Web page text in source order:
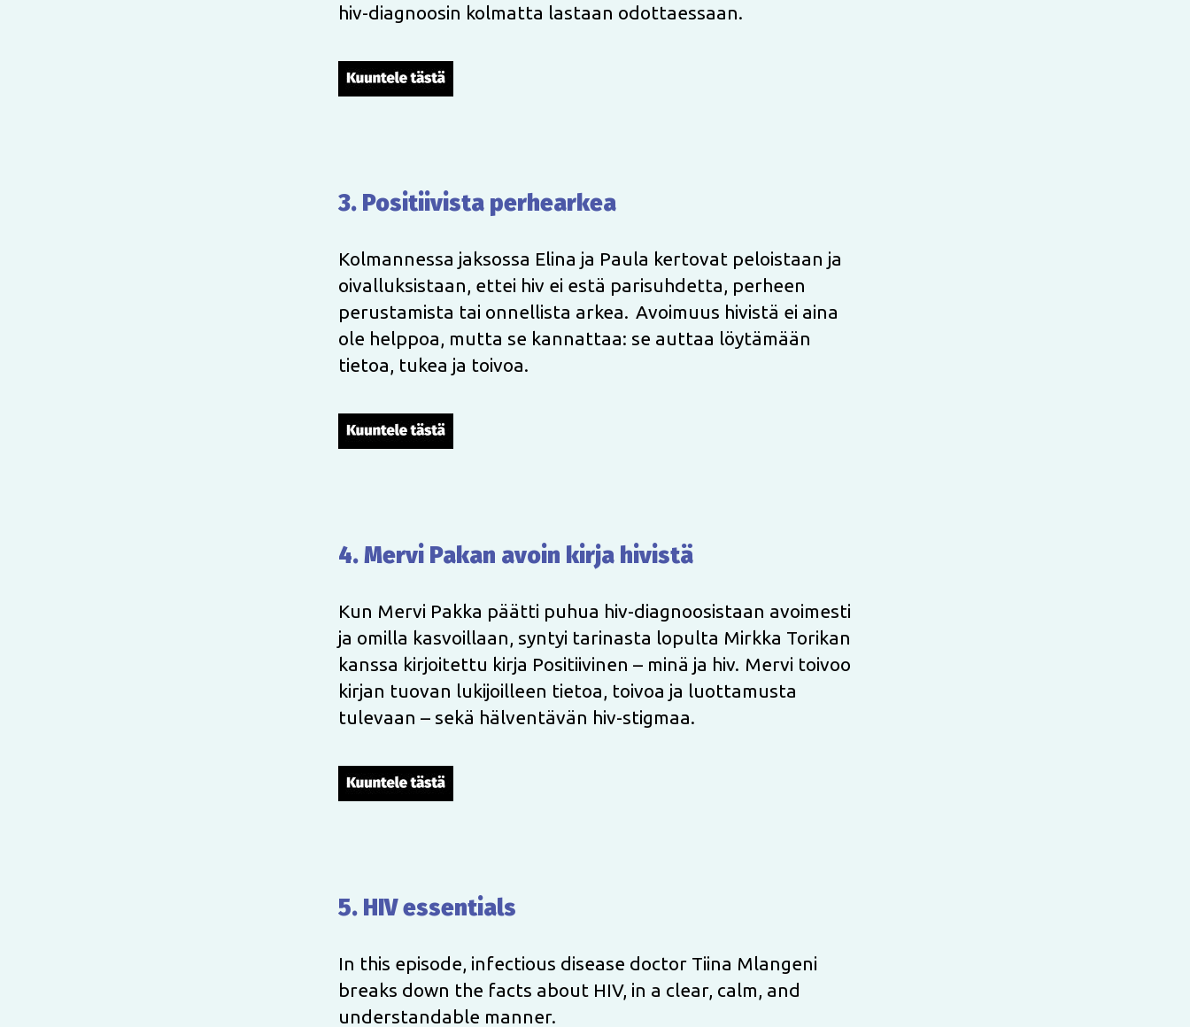
hiv-diagnoosin kolmatta lastaan odottaessaan.
3. Positiivista perhearkea
Kolmannessa jaksossa Elina ja Paula kertovat peloistaan ja
oivalluksistaan, ettei hiv ei estä parisuhdetta, perheen
perustamista tai onnellista arkea. Avoimuus hivistä ei aina
ole helppoa, mutta se kannattaa: se auttaa löytämään
tietoa, tukea ja toivoa.
4. Mervi Pakan avoin kirja hivistä
Kun Mervi Pakka päätti puhua hiv-diagnoosistaan avoimesti
ja omilla kasvoillaan, syntyi tarinasta lopulta Mirkka Torikan
kanssa kirjoitettu kirja Positiivinen – minä ja hiv. Mervi toivoo
kirjan tuovan lukijoilleen tietoa, toivoa ja luottamusta
tulevaan – sekä hälventävän hiv-stigmaa.
5. HIV essentials
In this episode, infectious disease doctor Tiina Mlangeni
breaks down the facts about HIV, in a clear, calm, and
understandable manner.